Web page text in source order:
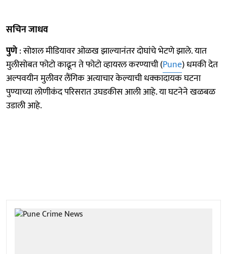
सचिन जाधव
पुणे: सोशल मीडियावर ओळख झाल्यानंतर दोघांचे भेटणे झाले. यात
मुलीसोबत फोटो काढून ते फोटो व्हायरल करण्याची (Pune) धमकी देत
अल्पवयीन मुलीवर लैंगिक अत्याचार केल्याची धक्कादायक घटना
पुण्याच्या लोणीकंद परिसरात उघडकीस आली आहे. या घटनेने खळबळ
उडाली आहे.